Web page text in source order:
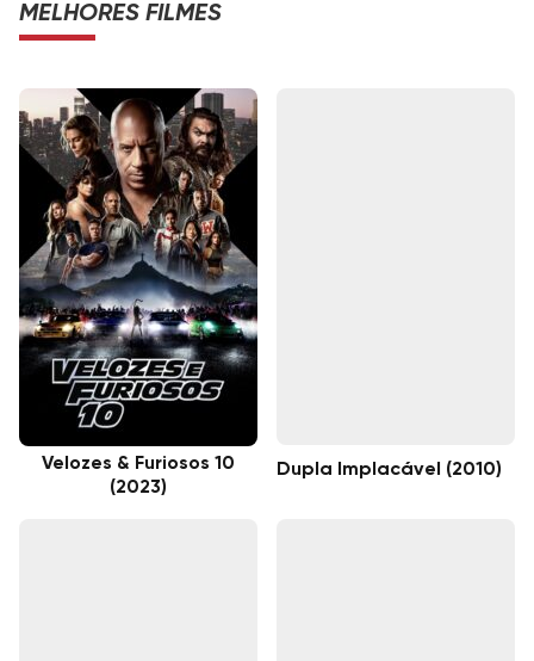
MELHORES FILMES
Velozes & Furiosos 10
(2023)
Dupla Implacável (2010)